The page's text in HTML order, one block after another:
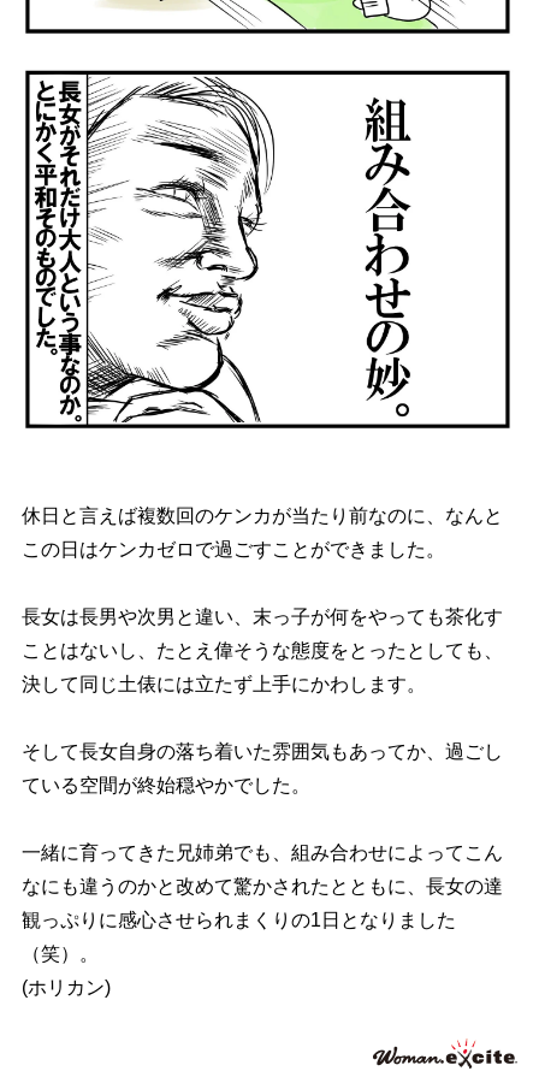
休日と言えば複数回のケンカが当たり前なのに、なんと
この日はケンカゼロで過ごすことができました。
長女は長男や次男と違い、末っ子が何をやっても茶化す
ことはないし、たとえ偉そうな態度をとったとしても、
決して同じ土俵には立たず上手にかわします。
そして長女自身の落ち着いた雰囲気もあってか、過ごし
ている空間が終始穏やかでした。
一緒に育ってきた兄姉弟でも、組み合わせによってこん
なにも違うのかと改めて驚かされたとともに、長女の達
観っぷりに感心させられまくりの1日となりました
（笑）。
(ホリカン)